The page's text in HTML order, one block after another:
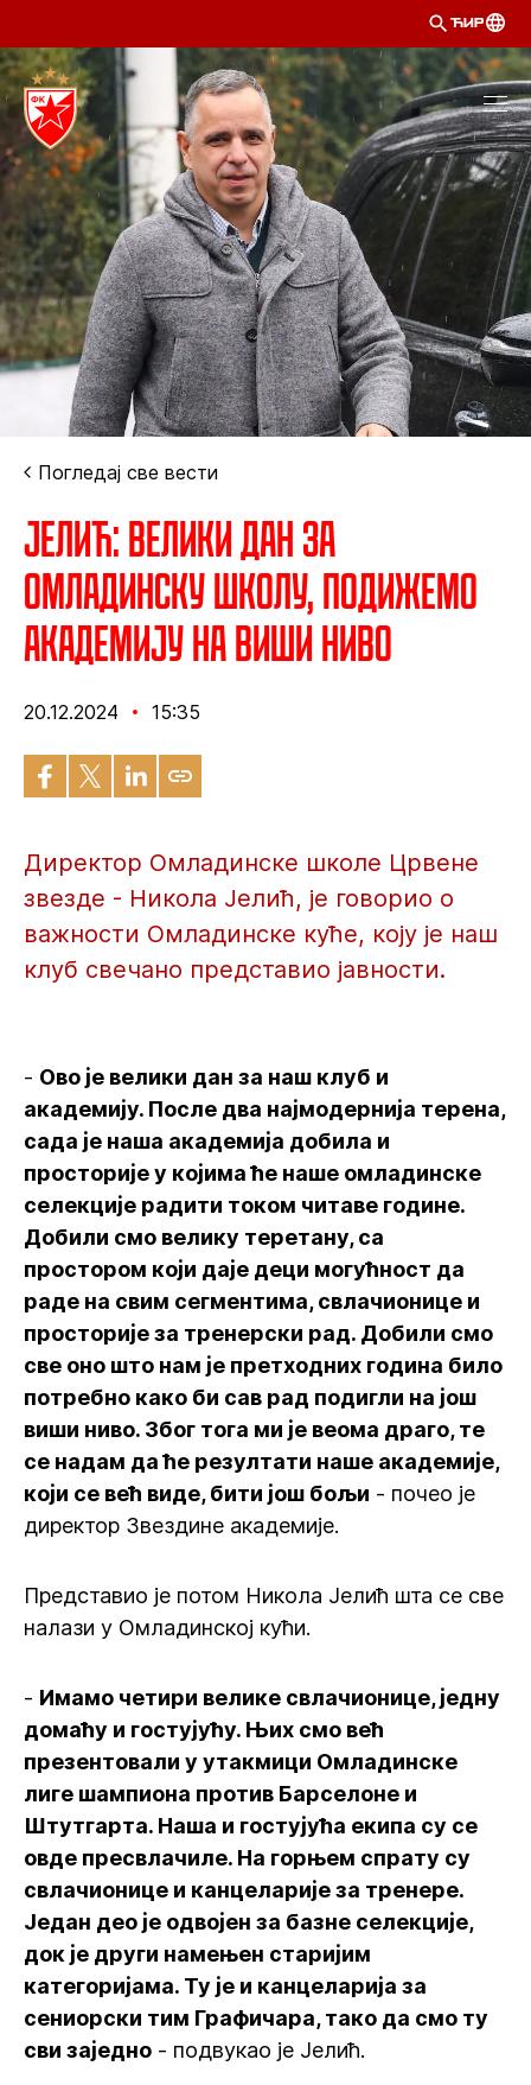
ЋИР
Погледај све вести
Јелић: Велики дан за
Омладинску школу, подижемо
академију на виши ниво
20.12.2024 15:35
Директор Омладинске школе Црвене
звезде - Никола Јелић, је говорио о
важности Омладинске куће, коју је наш
клуб свечано представио јавности.
- Ово је велики дан за наш клуб и
академију. После два најмодернија терена,
сада је наша академија добила и
просторије у којима ће наше омладинске
селекције радити током читаве године.
Добили смо велику теретану, са
простором који даје деци могућност да
раде на свим сегментима, свлачионице и
просторије за тренерски рад. Добили смо
све оно што нам је претходних година било
потребно како би сав рад подигли на још
виши ниво. Због тога ми је веома драго, те
се надам да ће резултати наше академије,
који се већ виде, бити још бољи - почео је
директор Звездине академије.
Представио је потом Никола Јелић шта се све
налази у Омладинској кући.
- Имамо четири велике свлачионице, једну
домаћу и гостујућу. Њих смо већ
презентовали у утакмици Омладинске
лиге шампиона против Барселоне и
Штутгарта. Наша и гостујућа екипа су се
овде пресвлачиле. На горњем спрату су
свлачионице и канцеларије за тренере.
Један део је одвојен за базне селекције,
док је други намењен старијим
категоријама. Ту је и канцеларија за
сениорски тим Графичара, тако да смо ту
сви заједно - подвукао је Јелић.